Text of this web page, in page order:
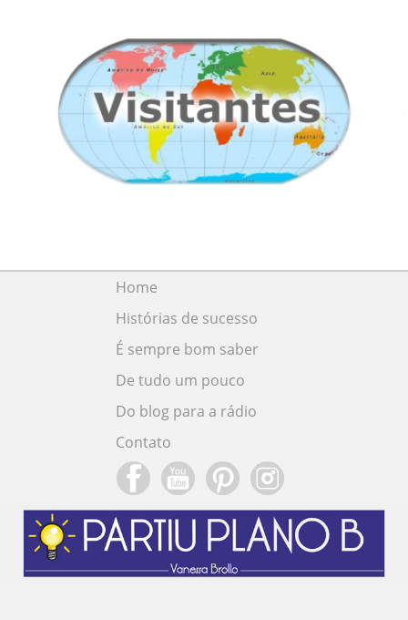
Home
Histórias de sucesso
É sempre bom saber
De tudo um pouco
Do blog para a rádio
Contato